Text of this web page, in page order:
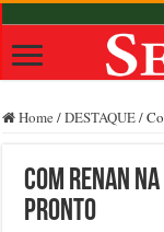
Home /DESTAQUE/
Com Renan
pronto